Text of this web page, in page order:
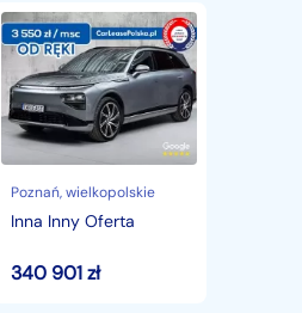
Inna
Inny
Oferta
Poznań, wielkopolskie
Inna Inny Oferta
340 901zł